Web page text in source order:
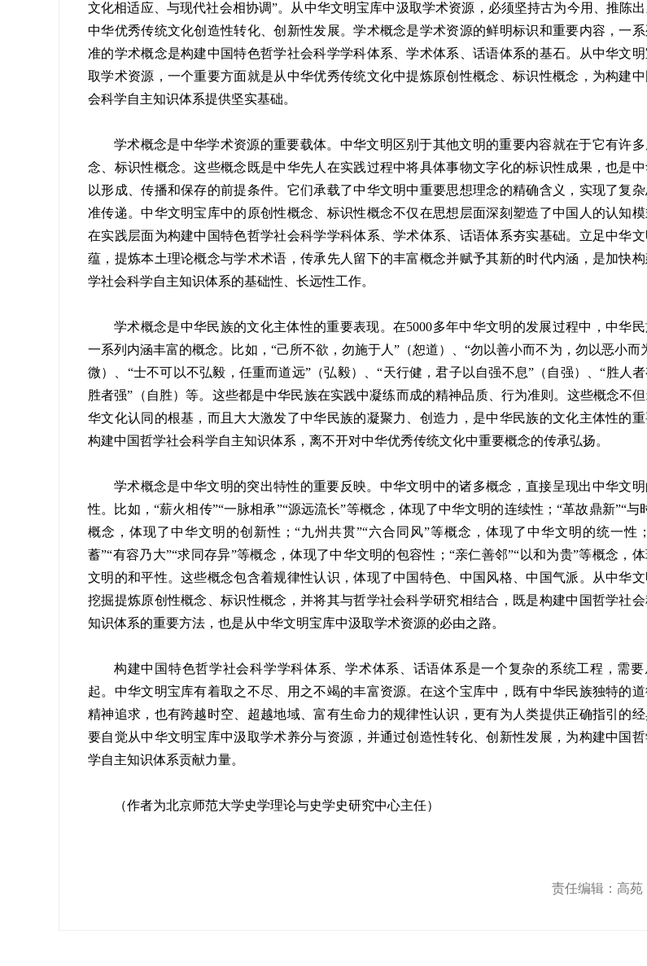
文化相适应、与现代社会相协调”。从中华文明宝库中汲取学术资源，必须坚持古为今用、推陈
中华优秀传统文化创造性转化、创新性发展。学术概念是学术资源的鲜明标识和重要内容，一
准的学术概念是构建中国特色哲学社会科学学科体系、学术体系、话语体系的基石。从中华文
取学术资源，一个重要方面就是从中华优秀传统文化中提炼原创性概念、标识性概念，为构建
会科学自主知识体系提供坚实基础。
学术概念是中华学术资源的重要载体。中华文明区别于其他文明的重要内容就在于它有许
念、标识性概念。这些概念既是中华先人在实践过程中将具体事物文字化的标识性成果，也是
以形成、传播和保存的前提条件。它们承载了中华文明中重要思想理念的精确含义，实现了复
准传递。中华文明宝库中的原创性概念、标识性概念不仅在思想层面深刻塑造了中国人的认知模
在实践层面为构建中国特色哲学社会科学学科体系、学术体系、话语体系夯实基础。立足中华
蕴，提炼本土理论概念与学术术语，传承先人留下的丰富概念并赋予其新的时代内涵，是加快
学社会科学自主知识体系的基础性、长远性工作。
学术概念是中华民族的文化主体性的重要表现。在5000多年中华文明的发展过程中，中华
一系列内涵丰富的概念。比如，“己所不欲，勿施于人”（恕道）、“勿以善小而不为，勿以恶小而
微）、“士不可以不弘毅，任重而道远”（弘毅）、“天行健，君子以自强不息”（自强）、“胜人
胜者强”（自胜）等。这些都是中华民族在实践中凝练而成的精神品质、行为准则。这些概念不
华文化认同的根基，而且大大激发了中华民族的凝聚力、创造力，是中华民族的文化主体性的重
构建中国哲学社会科学自主知识体系，离不开对中华优秀传统文化中重要概念的传承弘扬。
学术概念是中华文明的突出特性的重要反映。中华文明中的诸多概念，直接呈现出中华文
性。比如，“薪火相传”“一脉相承”“源远流长”等概念，体现了中华文明的连续性；“革故鼎新”“与
概念，体现了中华文明的创新性；“九州共贯”“六合同风”等概念，体现了中华文明的统一性
蓄”“有容乃大”“求同存异”等概念，体现了中华文明的包容性；“亲仁善邻”“以和为贵”等概念，
文明的和平性。这些概念包含着规律性认识，体现了中国特色、中国风格、中国气派。从中华文
挖掘提炼原创性概念、标识性概念，并将其与哲学社会科学研究相结合，既是构建中国哲学社
知识体系的重要方法，也是从中华文明宝库中汲取学术资源的必由之路。
构建中国特色哲学社会科学学科体系、学术体系、话语体系是一个复杂的系统工程，需
起。中华文明宝库有着取之不尽、用之不竭的丰富资源。在这个宝库中，既有中华民族独特的
精神追求，也有跨越时空、超越地域、富有生命力的规律性认识，更有为人类提供正确指引的
要自觉从中华文明宝库中汲取学术养分与资源，并通过创造性转化、创新性发展，为构建中国
学自主知识体系贡献力量。
（作者为北京师范大学史学理论与史学史研究中心主任）
责任编辑：高苑